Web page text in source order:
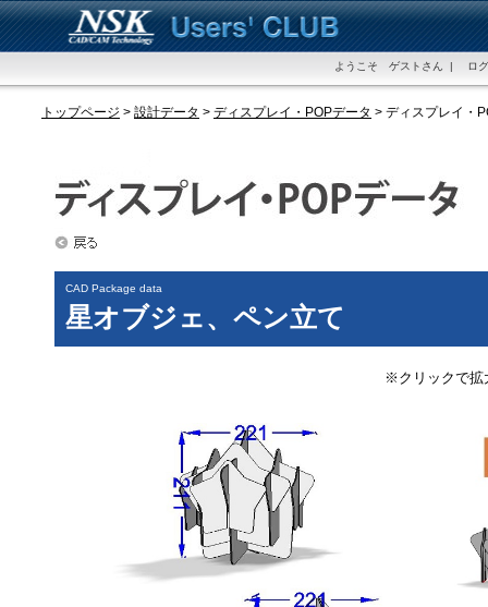
ようこそ ゲストさん | ロ
トップページ > 設計データ > ディスプレイ・POPデータ > ディスプレイ・
CAD Package data
星オブジェ、ペン立て
※クリックで拡